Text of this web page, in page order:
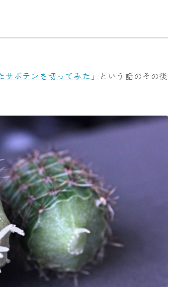
サボテンを切ってみた 」という話のその後